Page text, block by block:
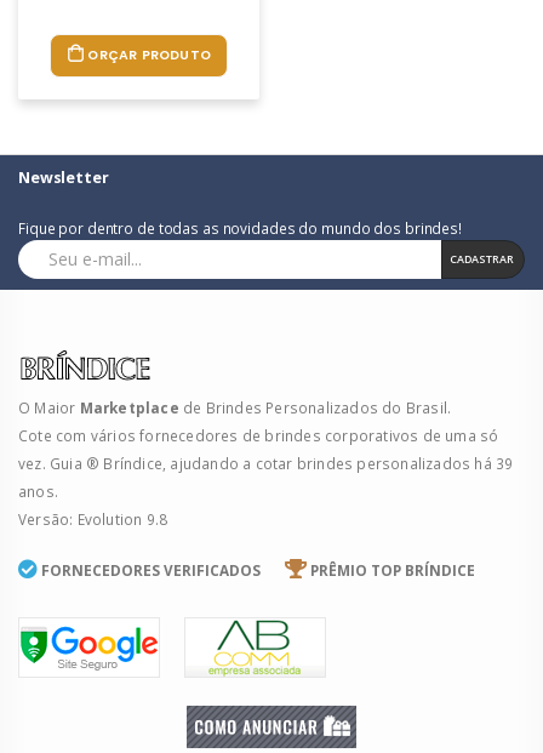
ORÇAR PRODUTO
Newsletter
Fique por dentro de todas as novidades do mundo dos brindes!
CADASTRAR
O Maior Marketplace de Brindes Personalizados do Brasil.
Cote com vários fornecedores de brindes corporativos de uma só
vez. Guia ® Bríndice, ajudando a cotar brindes personalizados há 39
anos.
Versão: Evolution 9.8
FORNECEDORES VERIFICADOS PRÊMIO TOP BRÍNDICE